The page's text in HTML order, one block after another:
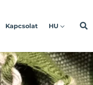
Kapcsolat HU